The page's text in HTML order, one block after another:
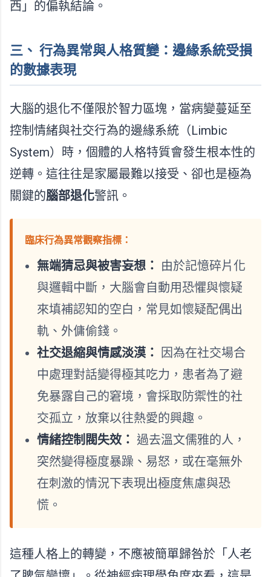
西」的偏執結論。
三、 行為異常與人格質變：邊緣系統受損
的數據表現
大腦的退化不僅限於智力區塊，當病變蔓延至
控制情緒與社交行為的邊緣系統（Limbic
System）時，個體的人格特質會發生根本性的
逆轉。這往往是家屬最難以接受、卻也是極為
關鍵的腦部退化警訊。
臨床行為異常觀察指標：
無端猜忌與被害妄想： 由於記憶碎片化
與邏輯中斷，大腦會自動用恐懼與懷疑
來填補認知的空白，常見如懷疑配偶出
軌、外傭偷錢。
社交退縮與情感淡漠：
因為在社交場合
中處理對話變得極其吃力，患者為了避
免暴露自己的窘境，會採取防禦性的社
交孤立，放棄以往熱愛的興趣。
情緒控制閥失效： 過去溫文儒雅的人，
突然變得極度暴躁、易怒，或在毫無外
在刺激的情況下表現出極度焦慮與恐
慌。
這種人格上的轉變，不應被簡單歸咎於「人老